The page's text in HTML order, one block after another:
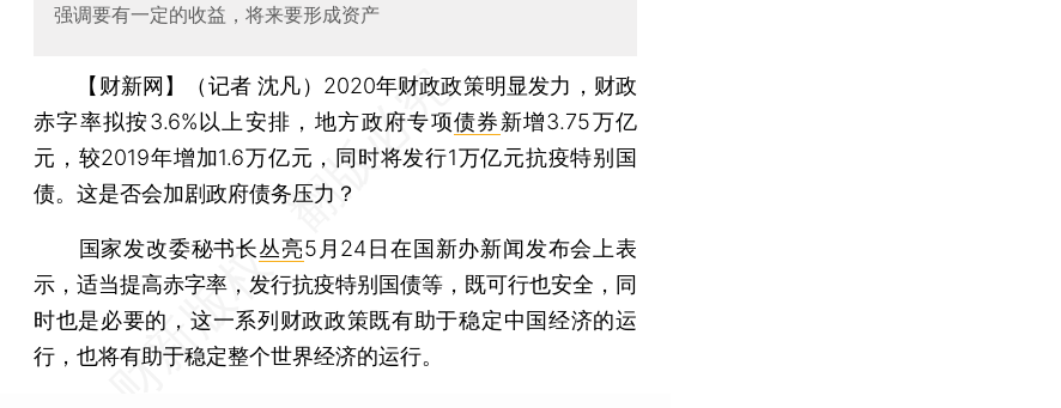
强调要有一定的收益，将来要形成资产
【财新网】（记者 沈凡） 2020年财政政策明显发力，财政
赤字率拟按3.6%以上安排，地方政府专项债券新增3.75万亿
元，较2019年增加1.6万亿元，同时将发行1万亿元抗疫特别国
债。这是否会加剧政府债务压力？
国家发改委秘书长丛亮5月24日在国新办新闻发布会上表
示，适当提高赤字率，发行抗疫特别国债等，既可行也安全，同
时也是必要的，这一系列财政政策既有助于稳定中国经济的运
行，也将有助于稳定整个世界经济的运行。